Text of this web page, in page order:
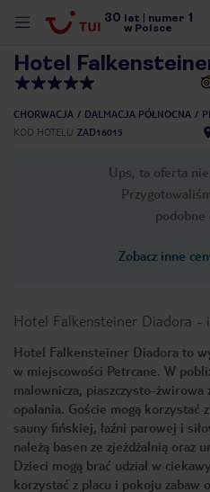
30 lat numer 1
w Polsce
Hotel
CHORWACJA DALMACJA PÓŁNOCNA
KOD HOTELU ZAD16015
Ups, ta oferta
podobne
Zobacz inne
Hotel Falkensteiner Diadora -
Hotel Falkensteiner Diadora to
w miejscowości Petrcane. W
malownicza, piaszczysto-
opalania. Goście mogą
sauny fińskiej, łaźni parowej i
należą basen ze zjeżdżalnią oraz
Dzieci mogą brać udział w
korzystać z placu i pokoju zabaw